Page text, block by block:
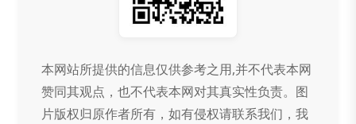
本网站所提供的信息仅供参考之用,并不代表本网
赞同其观点，也不代表本网对其真实性负责。图
片版权归原作者所有，如有侵权请联系我们，我